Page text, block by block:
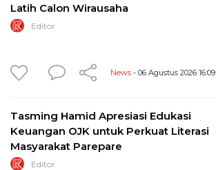
Latih Calon Wirausaha
Editor
News - 06 Agustus 2026 16:09
Tasming Hamid Apresiasi Edukasi
Keuangan OJK untuk Perkuat Literasi
Masyarakat Parepare
Editor